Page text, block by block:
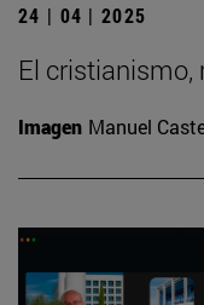
24 | 04 | 2025
El
Imagen Manuel